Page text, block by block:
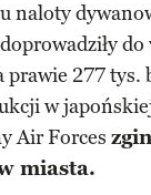
naloty
277 tys.
w
Air Forces
miasta.